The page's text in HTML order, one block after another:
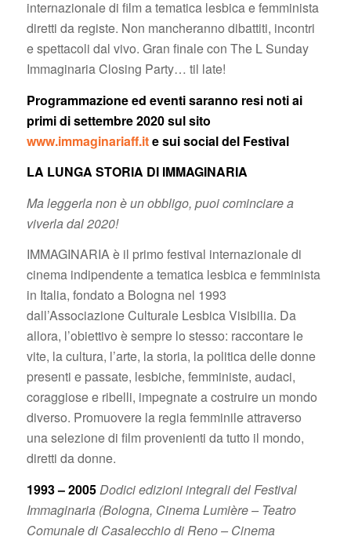
internazionale di film a tematica lesbica e femminista
diretti da registe. Non mancheranno dibattiti, incontri
e spettacoli dal vivo. Gran finale con The L Sunday
Immaginaria Closing Party… til late!
Programmazione ed eventi saranno resi noti ai
primi di settembre 2020 sul sito
www.immaginariaff.ite sui social del Festival
LA LUNGA STORIA DI IMMAGINARIA
Ma leggerla non è un obbligo, puoi cominciare a
viverla dal 2020!
IMMAGINARIA è il primo festival internazionale di
cinema indipendente a tematica lesbica e femminista
in Italia, fondato a Bologna nel 1993
dall’Associazione Culturale Lesbica Visibilia. Da
allora, l’obiettivo è sempre lo stesso: raccontare le
vite, la cultura, l’arte, la storia, la politica delle donne
presenti e passate, lesbiche, femministe, audaci,
coraggiose e ribelli, impegnate a costruire un mondo
diverso. Promuovere la regia femminile attraverso
una selezione di film provenienti da tutto il mondo,
diretti da donne.
1993 – 2005Dodici edizioni integrali del Festival
Immaginaria (Bologna, Cinema Lumière – Teatro
Comunale di Casalecchio di Reno – Cinema